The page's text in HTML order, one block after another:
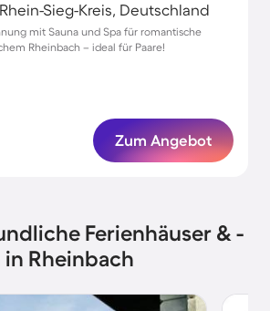
Sieg-Kreis, Deutschland
mit Sauna und Spa für romantische
Rheinbach – ideal für Paare!
Zum Angebot
Ferienhäuser & -
Rheinbach